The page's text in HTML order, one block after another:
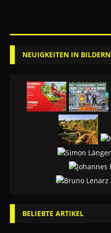
NEUIGKEITEN IN BILDERN
BELIEBTE ARTIKEL